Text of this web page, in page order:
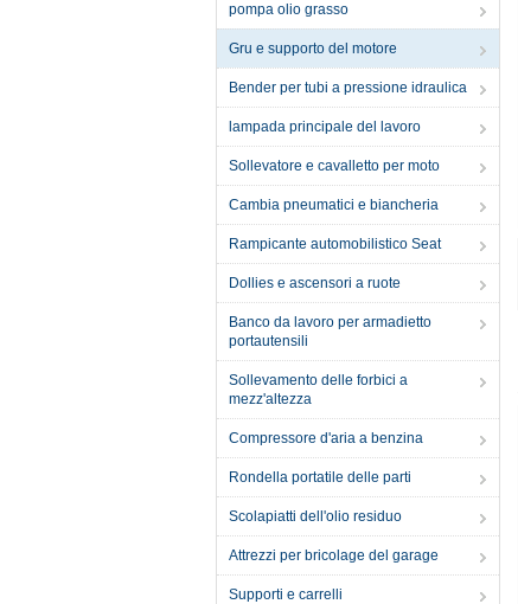
pompa olio grasso
Gru e supporto del motore
Bender per tubi a pressione idraulica
lampada principale del lavoro
Sollevatore e cavalletto per moto
Cambia pneumatici e biancheria
Rampicante automobilistico Seat
Dollies e ascensori a ruote
Banco da lavoro per armadietto
portautensili
Sollevamento delle forbici a
mezz'altezza
Compressore d'aria a benzina
Rondella portatile delle parti
Scolapiatti dell'olio residuo
Attrezzi per bricolage del garage
Supporti e carrelli